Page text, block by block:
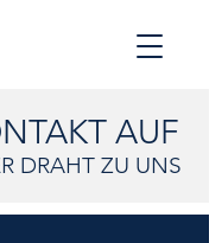
AUF
DRAHT ZU UNS